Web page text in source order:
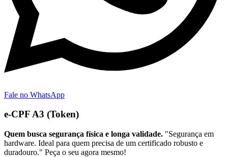
Fale no WhatsApp
e-CPF A3 (Token)
Quem busca segurança física e longa validade. "Segurança em
hardware. Ideal para quem precisa de um certificado robusto e
duradouro." Peça o seu agora mesmo!